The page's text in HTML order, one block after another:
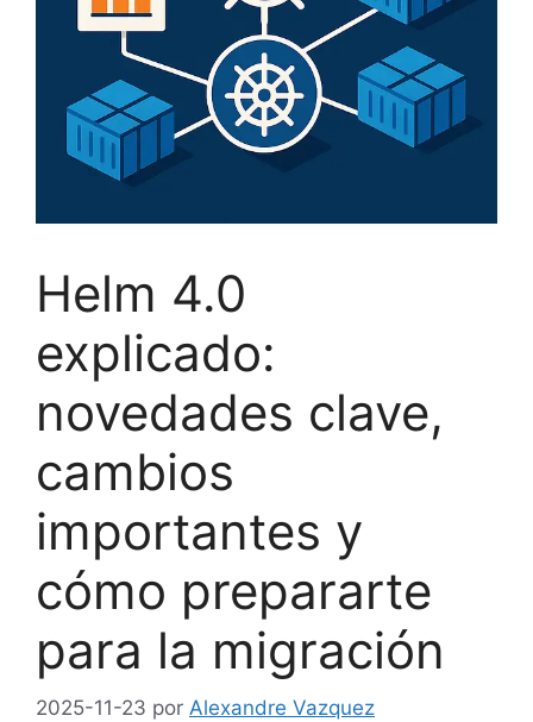
Helm 4.0
explicado:
novedades clave,
cambios
importantes y
cómo prepararte
para la migración
2025-11-23 por Alexandre Vazquez